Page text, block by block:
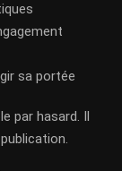
sa portée
par hasard. Il